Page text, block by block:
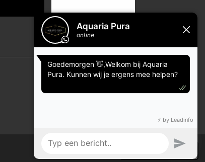
Accepteren